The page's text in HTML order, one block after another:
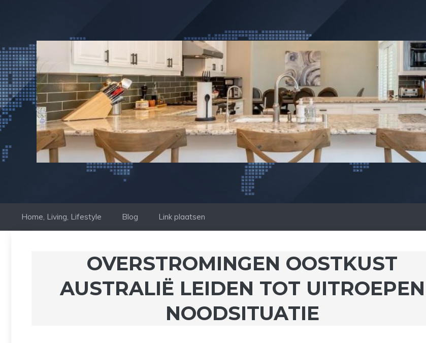
inhoud
Home, Living, Lifestyle Blog Link plaatsen
OVERSTROMINGEN OOSTKUST
AUSTRALIË LEIDEN TOT UITROEPEN
NOODSITUATIE